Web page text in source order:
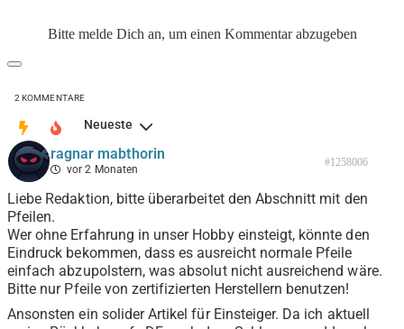
Bitte melde Dich an, um einen Kommentar abzugeben
2 KOMMENTARE
Neueste
ragnar mabthorin
vor 2 Monaten
#1258006
Liebe Redaktion, bitte überarbeitet den Abschnitt mit den
Pfeilen.
Wer ohne Erfahrung in unser Hobby einsteigt, könnte den
Eindruck bekommen, dass es ausreicht normale Pfeile
einfach abzupolstern, was absolut nicht ausreichend wäre.
Bitte nur Pfeile von zertifizierten Herstellern benutzen!
Ansonsten ein solider Artikel für Einsteiger. Da ich aktuell